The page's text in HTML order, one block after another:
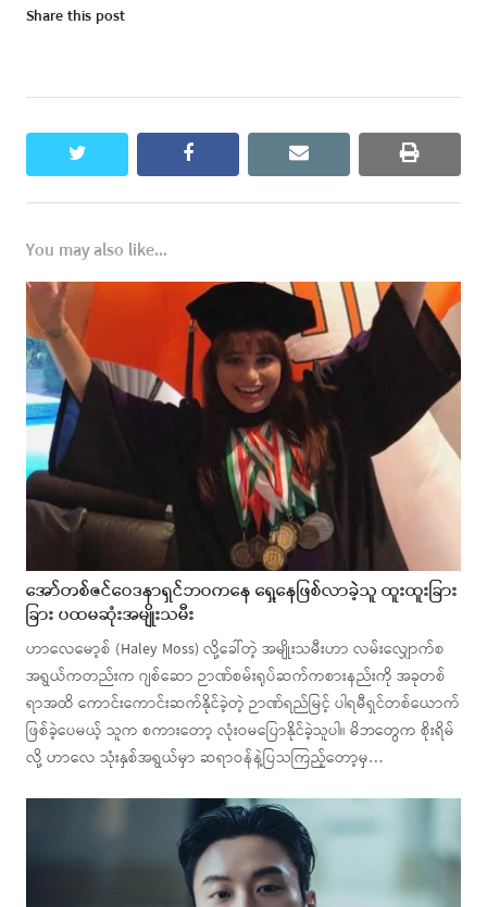
Share this post
twitter facebook email print
You may also like...
အော်တစ်ဇင်ဝေဒနာရှင်ဘဝကနေ ရှေ့နေဖြစ်လာခဲ့သူ ထူးထူးခြား
ခြား ပထမဆုံးအမျိုးသမီး
ဟာလေမော့စ် (Haley Moss) လို့ခေါ်တဲ့ အမျိုးသမီးဟာ လမ်းလျှောက်စ
အရွယ်ကတည်းက ဂျစ်ဆော ဉာဏ်စမ်းရုပ်ဆက်ကစားနည်းကို အခုတစ်
ရာအထိ ကောင်းကောင်းဆက်နိုင်ခဲ့တဲ့ ဉာဏ်ရည်မြင့် ပါရမီရှင်တစ်ယောက်
ဖြစ်ခဲ့ပေမယ့် သူက စကားတော့ လုံးဝမပြောနိုင်ခဲ့သူပါ။ မိဘတွေက စိုးရိမ်
လို့ ဟာလေ သုံးနှစ်အရွယ်မှာ ဆရာဝန်နဲ့ပြသကြည့်တော့မှ…